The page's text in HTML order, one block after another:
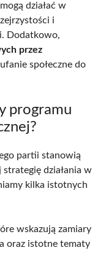
działać w
i
Dodatkowo,
przez
społeczne do
programu
partii stanowią
działania w
kilka istotnych
wskazują zamiary
oraz istotne tematy